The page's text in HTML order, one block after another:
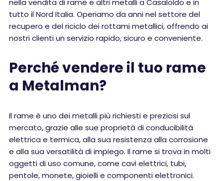
nella vendita di rame e altri metalli a Casaloldo e in
tutto il Nord Italia. Operiamo da anni nel settore del
recupero e del riciclo dei rottami metallici, offrendo ai
nostri clienti un servizio rapido, sicuro e conveniente.
Perché vendere il tuo rame
a Metalman?
Il rame è uno dei metalli più richiesti e preziosi sul
mercato, grazie alle sue proprietà di conducibilità
elettrica e termica, alla sua resistenza alla corrosione
e alla sua versatilità di impiego. Il rame si trova in molti
oggetti di uso comune, come cavi elettrici, tubi,
pentole, monete, gioielli e componenti elettronici.